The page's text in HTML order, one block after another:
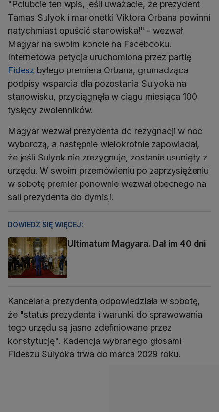
"Polubcie ten wpis, jeśli uważacie, że prezydent
Tamas Sulyok i marionetki Viktora Orbana powinni
natychmiast opuścić stanowiska!" - wezwał
Magyar na swoim koncie na Facebooku.
Internetowa petycja uruchomiona przez partię
Fidesz byłego premiera Orbana, gromadząca
podpisy wsparcia dla pozostania Sulyoka na
stanowisku, przyciągnęła w ciągu miesiąca 100
tysięcy zwolenników.
Magyar wezwał prezydenta do rezygnacji w noc
wyborczą, a następnie wielokrotnie zapowiadał,
że jeśli Sulyok nie zrezygnuje, zostanie usunięty z
urzędu. W swoim przemówieniu po zaprzysiężeniu
w sobotę premier ponownie wezwał obecnego na
sali prezydenta do dymisji.
DOWIEDZ SIĘ WIĘCEJ:
Ultimatum Magyara. Dał im 40 dni
Kancelaria prezydenta odpowiedziała w sobotę,
że "status prezydenta i warunki do sprawowania
tego urzędu są jasno zdefiniowane przez
konstytucję". Kadencja wybranego głosami
Fideszu Sulyoka trwa do marca 2029 roku.